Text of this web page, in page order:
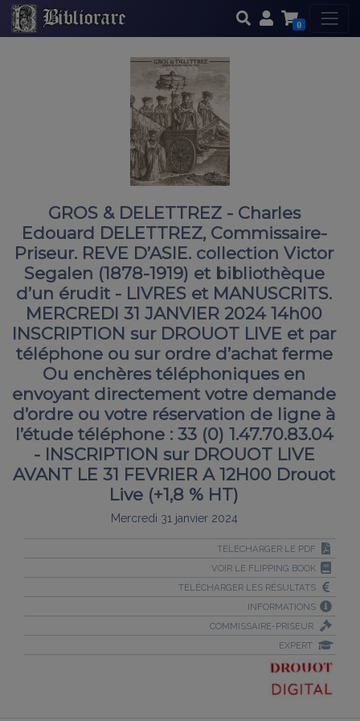
0
GROS & DELETTREZ - Charles
Edouard DELETTREZ, Commissaire-
Priseur. REVE D’ASIE. collection Victor
Segalen (1878-1919) et bibliothèque
d’un érudit - LIVRES et MANUSCRITS.
MERCREDI 31 JANVIER 2024 14h00
INSCRIPTION sur DROUOT LIVE et par
téléphone ou sur ordre d’achat ferme
Ou enchères téléphoniques en
envoyant directement votre demande
d’ordre ou votre réservation de ligne à
l’étude téléphone : 33 (0) 1.47.70.83.04
- INSCRIPTION sur DROUOT LIVE
AVANT LE 31 FEVRIER A 12H00 Drouot
Live (+1,8 % HT)
Mercredi 31 janvier 2024
TÉLÉCHARGER LE PDF
VOIR LE FLIPPING BOOK
TÉLÉCHARGER LES RÉSULTATS
INFORMATIONS
COMMISSAIRE-PRISEUR
EXPERT